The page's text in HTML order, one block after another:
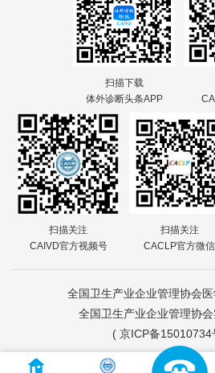
扫描下载
体外诊断头条APP
扫描关注
CAIVD官方视频号
扫描关注
CACLP官方微信
全国卫生产业企业管理协会
全国卫生产业企业管理协
( 京ICP备15010734